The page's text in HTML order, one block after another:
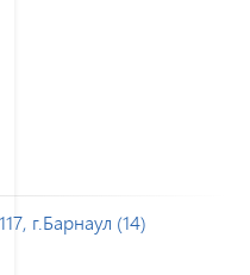
г.Барнаул (14)